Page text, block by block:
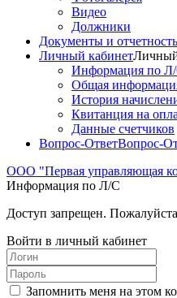
Видео
Должники
Документы и отчетность
Личный кабинет
Информация по
Общая
История
Квитанция на
Данные счетчиков
Вопрос-ОтветВопрос-
ООО "Первая управляющая
Информация по Л/С
Доступ запрещен.
Войти в личный кабинет
Запомнить меня на этом